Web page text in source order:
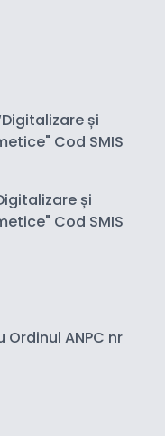
și
Cod SMIS
și
Cod SMIS
ANPC nr